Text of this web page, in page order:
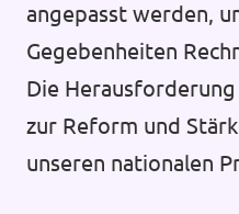
angepasst werden,
Gegebenheiten
Die Herausforderung
zur Reform und
unseren nationalen